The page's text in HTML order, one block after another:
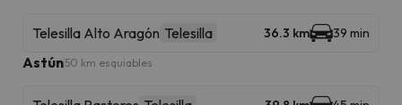
Telesilla Alto Aragón Telesilla 36.3 km 39 min
Astún50 km esquiables